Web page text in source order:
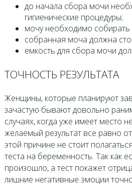
до начала сбора мочи
гигиенические процедуры;
мочу необходимо
собранная моча должна
емкость для сбора мочи
ТОЧНОСТЬ РЕЗУЛЬТАТА
Женщины, которые планируют
зачастую бывают довольно
случаях, когда уже имеет место
желаемый результат все равно
этой причине не стоит
теста на беременность. Так как
произошло, а тест покажет
лишние негативные эмоции